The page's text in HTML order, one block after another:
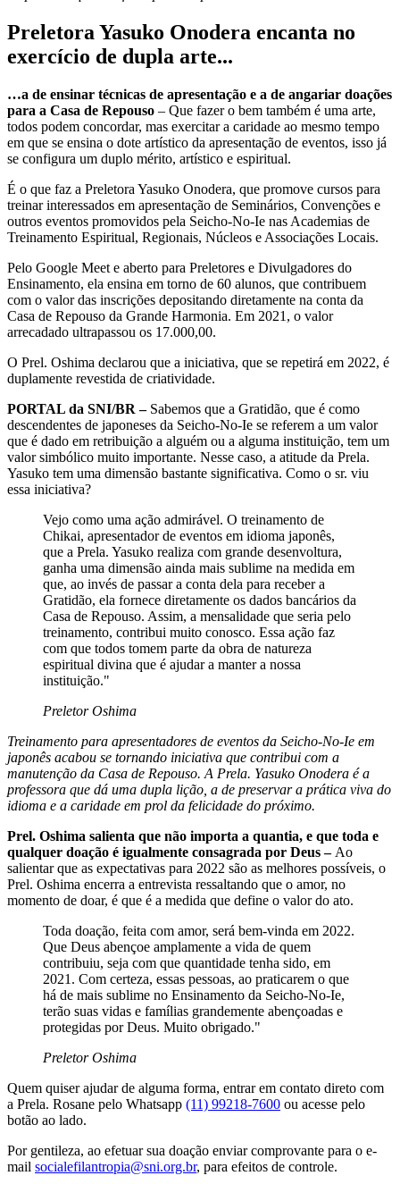
Preletora Yasuko Onodera encanta no
exercício de dupla arte...
…a de ensinar técnicas de apresentação e a de angariar doações
para a Casa de Repouso – Que fazer o bem também é uma arte,
todos podem concordar, mas exercitar a caridade ao mesmo tempo
em que se ensina o dote artístico da apresentação de eventos, isso já
se configura um duplo mérito, artístico e espiritual.
É o que faz a Preletora Yasuko Onodera, que promove cursos para
treinar interessados em apresentação de Seminários, Convenções e
outros eventos promovidos pela Seicho-No-Ie nas Academias de
Treinamento Espiritual, Regionais, Núcleos e Associações Locais.
Pelo Google Meet e aberto para Preletores e Divulgadores do
Ensinamento, ela ensina em torno de 60 alunos, que contribuem
com o valor das inscrições depositando diretamente na conta da
Casa de Repouso da Grande Harmonia. Em 2021, o valor
arrecadado ultrapassou os 17.000,00.
O Prel. Oshima declarou que a iniciativa, que se repetirá em 2022, é
duplamente revestida de criatividade.
PORTAL da SNI/BR – Sabemos que a Gratidão, que é como
descendentes de japoneses da Seicho-No-Ie se referem a um valor
que é dado em retribuição a alguém ou a alguma instituição, tem um
valor simbólico muito importante. Nesse caso, a atitude da Prela.
Yasuko tem uma dimensão bastante significativa. Como o sr. viu
essa iniciativa?
Vejo como uma ação admirável. O treinamento de
Chikai, apresentador de eventos em idioma japonês,
que a Prela. Yasuko realiza com grande desenvoltura,
ganha uma dimensão ainda mais sublime na medida em
que, ao invés de passar a conta dela para receber a
Gratidão, ela fornece diretamente os dados bancários da
Casa de Repouso. Assim, a mensalidade que seria pelo
treinamento, contribui muito conosco. Essa ação faz
com que todos tomem parte da obra de natureza
espiritual divina que é ajudar a manter a nossa
instituição."
Preletor Oshima
Treinamento para apresentadores de eventos da Seicho-No-Ie em
japonês acabou se tornando iniciativa que contribui com a
manutenção da Casa de Repouso. A Prela. Yasuko Onodera é a
professora que dá uma dupla lição, a de preservar a prática viva do
idioma e a caridade em prol da felicidade do próximo.
Prel. Oshima salienta que não importa a quantia, e que toda e
qualquer doação é igualmente consagrada por Deus – Ao
salientar que as expectativas para 2022 são as melhores possíveis, o
Prel. Oshima encerra a entrevista ressaltando que o amor, no
momento de doar, é que é a medida que define o valor do ato.
Toda doação, feita com amor, será bem-vinda em 2022.
Que Deus abençoe amplamente a vida de quem
contribuiu, seja com que quantidade tenha sido, em
2021. Com certeza, essas pessoas, ao praticarem o que
há de mais sublime no Ensinamento da Seicho-No-Ie,
terão suas vidas e famílias grandemente abençoadas e
protegidas por Deus. Muito obrigado."
Preletor Oshima
Quem quiser ajudar de alguma forma, entrar em contato direto com
a Prela. Rosane pelo Whatsapp (11) 99218-7600 ou acesse pelo
botão ao lado.
Por gentileza, ao efetuar sua doação enviar comprovante para o e-
mail socialefilantropia@sni.org.br, para efeitos de controle.